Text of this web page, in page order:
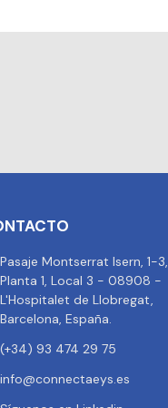
Pasaje Montserrat Isern, 1-3,
Planta 1, Local 3 - 08908 -
L'Hospitalet de Llobregat,
Barcelona, España.
(+34) 93 474 29 75
info@connectaeys.es